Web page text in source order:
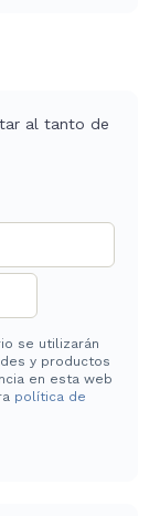
al tanto de
se utilizarán
y productos
en esta web
política de